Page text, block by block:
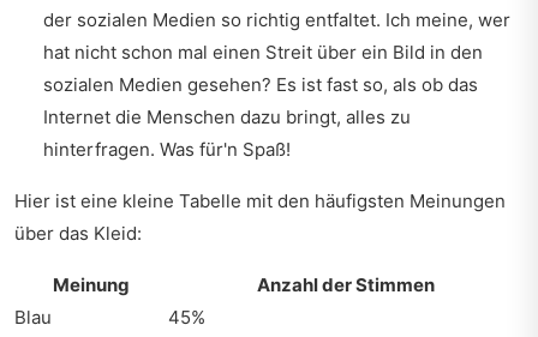
der sozialen Medien so richtig entfaltet. Ich meine, wer
hat nicht schon mal einen Streit über ein Bild in den
sozialen Medien gesehen? Es ist fast so, als ob das
Internet die Menschen dazu bringt, alles zu
hinterfragen. Was für'n Spaß!
Hier ist eine kleine Tabelle mit den häufigsten Meinungen
über das Kleid:
Meinung
Anzahl der Stimmen
Blau
45%